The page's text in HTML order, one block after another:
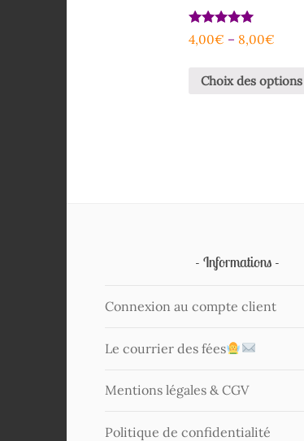
Note
5.00
4,00€ – 8,00€
Choix des options
Informations
Connexion au compte client
Le courrier des fées
Mentions légales & CGV
Politique de confidentialité